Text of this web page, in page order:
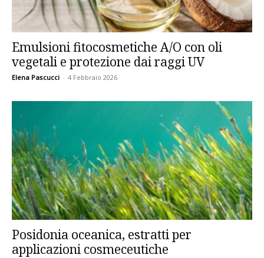
Emulsioni fitocosmetiche A/O con oli
vegetali e protezione dai raggi UV
Elena Pascucci - 4 Febbraio 2026
Posidonia oceanica, estratti per
applicazioni cosmeceutiche